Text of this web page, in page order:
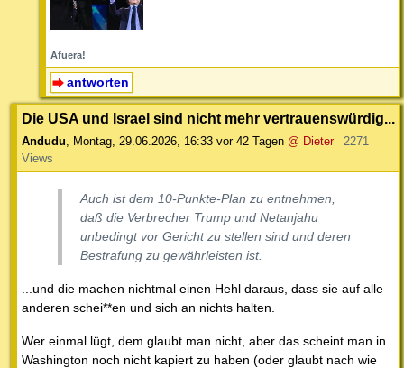
Afuera!
antworten
Die USA und Israel sind nicht mehr vertrauenswürdig...
Andudu Montag, 29.06.2026, 16:33 vor 42 Tagen @ Dieter
2271
Views
Auch ist dem 10-Punkte-Plan zu entnehmen,
daß die Verbrecher Trump und Netanjahu
unbedingt vor Gericht zu stellen sind und deren
Bestrafung zu gewährleisten ist.
...und die machen nichtmal einen Hehl daraus, dass sie auf alle
anderen schei**en und sich an nichts halten.
Wer einmal lügt, dem glaubt man nicht, aber das scheint man in
Washington noch nicht kapiert zu haben (oder glaubt nach wie